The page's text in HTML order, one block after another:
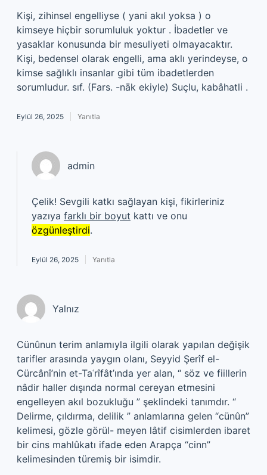
Kişi, zihinsel engelliyse ( yani akıl yoksa ) o
kimseye hiçbir sorumluluk yoktur . İbadetler ve
yasaklar konusunda bir mesuliyeti olmayacaktır.
Kişi, bedensel olarak engelli, ama aklı yerindeyse, o
kimse sağlıklı insanlar gibi tüm ibadetlerden
sorumludur. sıf. (Fars. -nāk ekiyle) Suçlu, kabâhatli .
Eylül 26, 2025 Yanıtla
admin
Çelik! Sevgili katkı sağlayan kişi, fikirleriniz
yazıya farklı bir boyut kattı ve onu
özgünleştirdi.
Eylül 26, 2025 Yanıtla
Yalnız
Cünûnun terim anlamıyla ilgili olarak yapılan değişik
tarifler arasında yaygın olanı, Seyyid Şerîf el-
Cürcânî’nin et-Taʿrîfât’ında yer alan, “ söz ve fiillerin
nâdir haller dışında normal cereyan etmesini
engelleyen akıl bozukluğu ” şeklindeki tanımdır. “
Delirme, çıldırma, delilik ” anlamlarına gelen “cünûn”
kelimesi, gözle görül- meyen lâtif cisimlerden ibaret
bir cins mahlûkatı ifade eden Arapça “cinn”
kelimesinden türemiş bir isimdir.